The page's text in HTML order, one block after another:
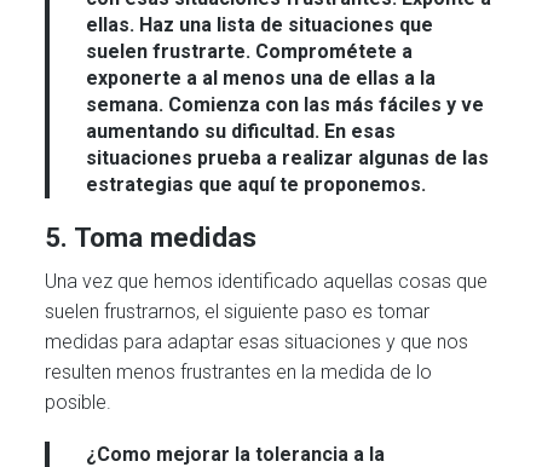
ellas. Haz una lista de situaciones que
suelen frustrarte. Comprométete a
exponerte a al menos una de ellas a la
semana. Comienza con las más fáciles y ve
aumentando su dificultad. En esas
situaciones prueba a realizar algunas de las
estrategias que aquí te proponemos.
5. Toma medidas
Una vez que hemos identificado aquellas cosas que
suelen frustrarnos, el siguiente paso es tomar
medidas para adaptar esas situaciones y que nos
resulten menos frustrantes en la medida de lo
posible.
¿Como mejorar la tolerancia a la